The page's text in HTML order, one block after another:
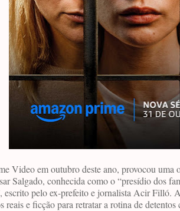
Video em outubro deste ano, provocou uma
Salgado, conhecida como o “presídio dos
escrito pelo ex-prefeito e jornalista Acir Filló.
e ficção para retratar a rotina de detentos